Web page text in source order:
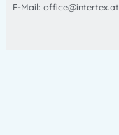
E-Mail: office@intertex.at